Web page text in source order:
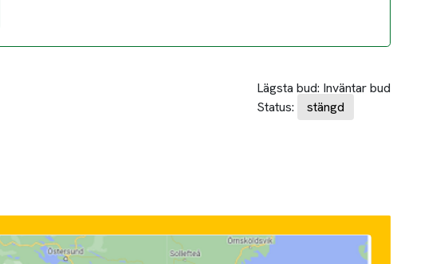
Lägsta bud: Inväntar bud
Status:
stängd